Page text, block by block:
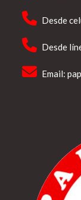
Desde
Desde
Email: